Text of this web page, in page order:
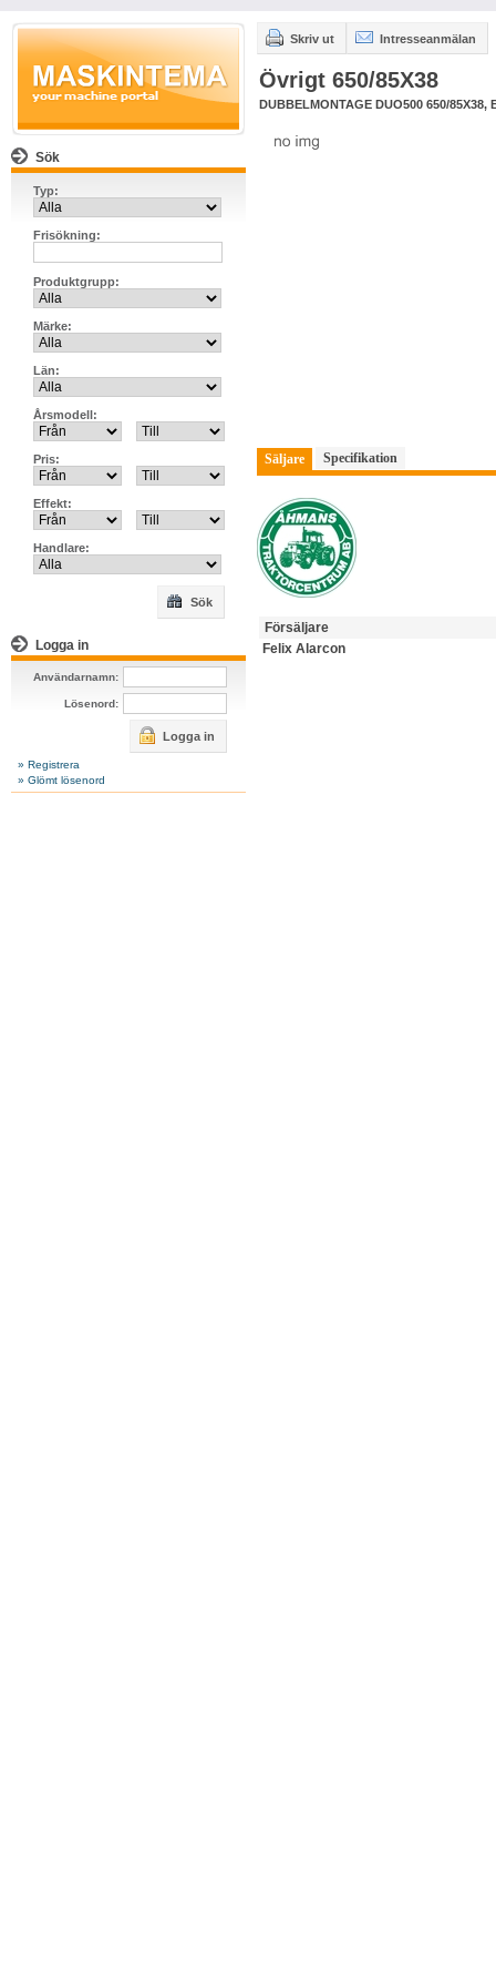
Sök
Typ:
Frisökning:
Produktgrupp:
Märke:
Län:
Årsmodell:
Pris:
Effekt:
Handlare:
Sök
Logga in
Användarnamn:
Lösenord:
Logga in
» Registrera
» Glömt lösenord
Skriv ut Intresseanmälan
Övrigt 650/85X38
DUBBELMONTAGE DUO500 650/85X38,
Säljare Specifikation
Försäljare
Felix Alarcon